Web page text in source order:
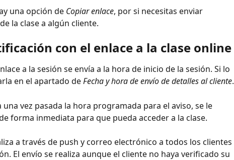
una opción de Copiar enlace, por si necesitas enviar
la clase a algún cliente.
con el enlace a la clase online
a la sesión se envía a la hora de inicio de la sesión. Si lo
en el apartado de Fecha y hora de envío de detalles al cliente.
vez pasada la hora programada para el aviso, se le
forma inmediata para que pueda acceder a la clase.
a través de push y correo electrónico a todos los clientes
El envío se realiza aunque el cliente no haya verificado su